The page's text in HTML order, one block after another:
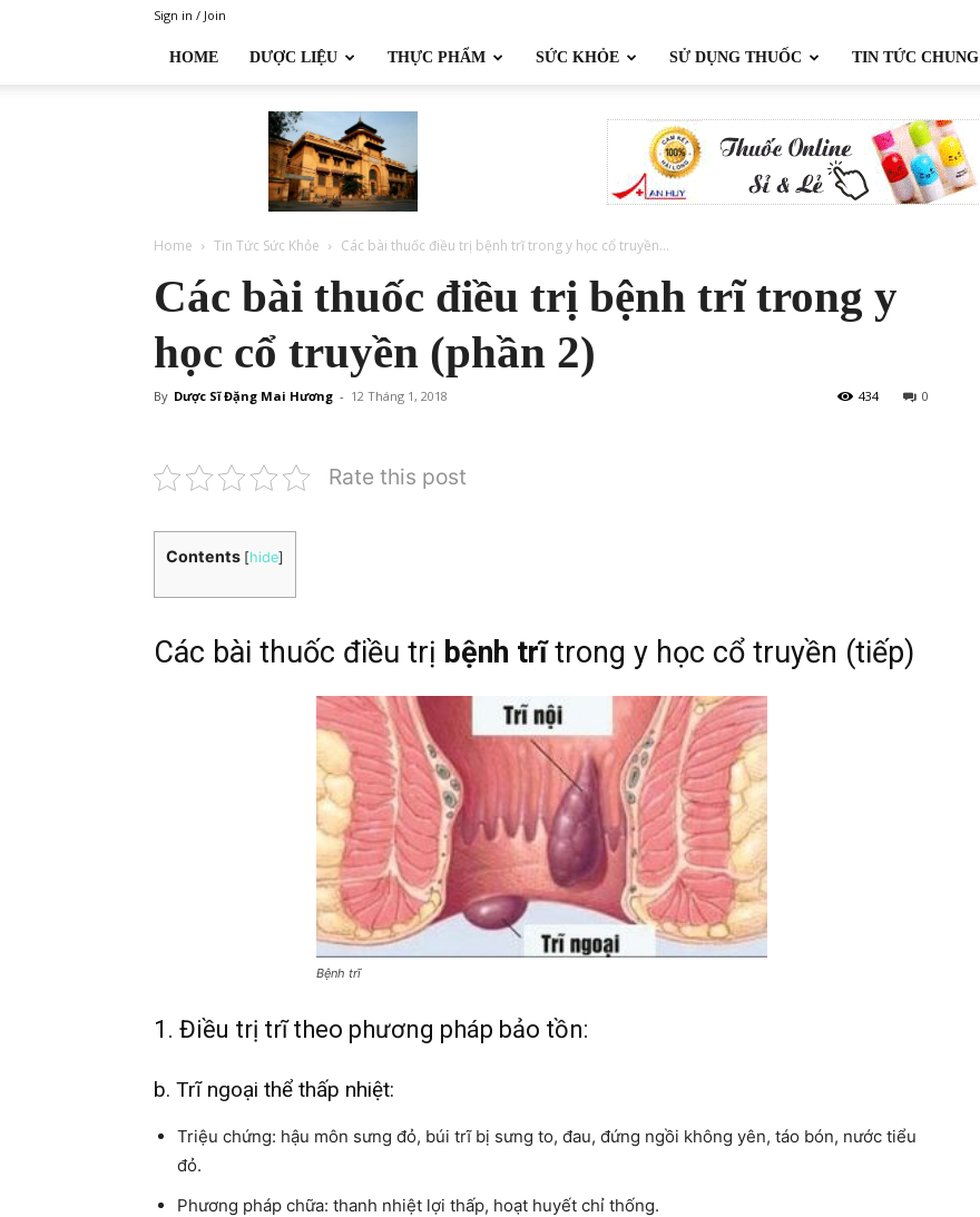
Sign in / Join
HOME DƯỢC LIỆU THỰC PHẨM SỨC KHỎE SỬ DỤNG THUỐC TIN TỨC CHUNG
Home Tin Tức Sức Khỏe Các bài thuốc điều trị bệnh trĩ trong y học cổ truyền...
Các bài thuốc điều trị bệnh trĩ trong y
học cổ truyền (phần 2)
By Dược Sĩ Đặng Mai Hương - 12 Tháng 1, 2018 0
434
Rate this post
Contents [hide]
Các bài thuốc điều trị bệnh trĩtrong y học cổ truyền (tiếp)
Bệnh trĩ
1. Điều trị trĩ theo phương pháp bảo tồn:
b. Trĩ ngoại thể thấp nhiệt:
Triệu chứng: hậu môn sưng đỏ, búi trĩ bị sưng to, đau, đứng ngồi không yên, táo bón, nước tiểu
đỏ.
Phương pháp chữa: thanh nhiệt lợi thấp, hoạt huyết chỉ thống.